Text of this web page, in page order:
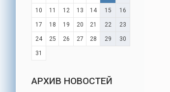
10 11 12 13 14 15 16
17 18 19 20 21 22 23
24 25 26 27 28 29 30
31
АРХИВ НОВОСТЕЙ